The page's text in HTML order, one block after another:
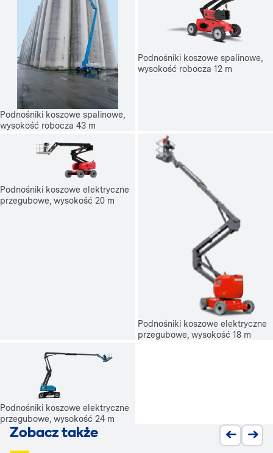
Podnośniki koszowe spalinowe,
wysokość robocza 43 m
Podnośniki koszowe spalinowe,
wysokość robocza 12 m
Podnośniki koszowe elektryczne
przegubowe, wysokość 20 m
Podnośniki koszowe elektryczne
przegubowe, wysokość 18 m
Podnośniki koszowe elektryczne
przegubowe, wysokość 24 m
Zobacz także